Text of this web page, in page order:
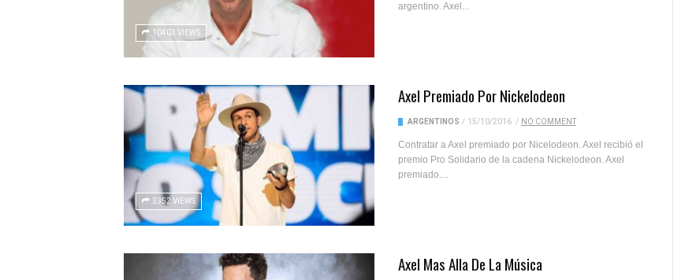
10403 VIEWS
argentino. Axel...
3352 VIEWS
Axel Premiado Por Nickelodeon
ARGENTINOS / 15/10/2016 / NO COMMENT
Contratar a Axel premiado por Nicelodeon. Axel recibió el
premio Pro Solidario de la cadena Nickelodeon. Axel
premiado....
Axel Mas Alla De La Música